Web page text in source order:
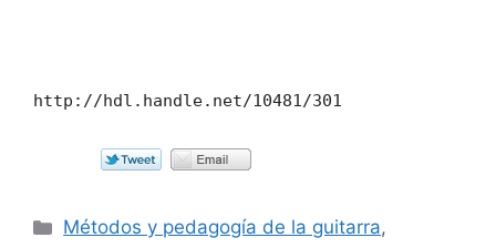
http://hdl.handle.net/10481/301
Categorías
Métodos y pedagogía de la guitarra,